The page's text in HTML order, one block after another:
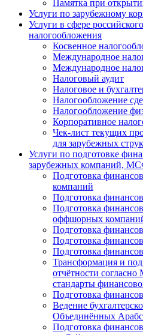
Памятка при
Услуги по зарубежному
Услуги в сфере
налогообложения
Косвенное
Международное
Международное
Налоговый аудит
Налоговое и
Налогообложение
Налогообложение
Корпоративное
Чек-лист текущих
для зарубежных
Услуги по подготовке
зарубежных компаний,
Подготовка
компаний
Подготовка
Подготовка
оффшорных
Подготовка
Подготовка
Подготовка
Трансформация и
отчётности
стандарты
Подготовка
Ведение
Объединённых
Подготовка